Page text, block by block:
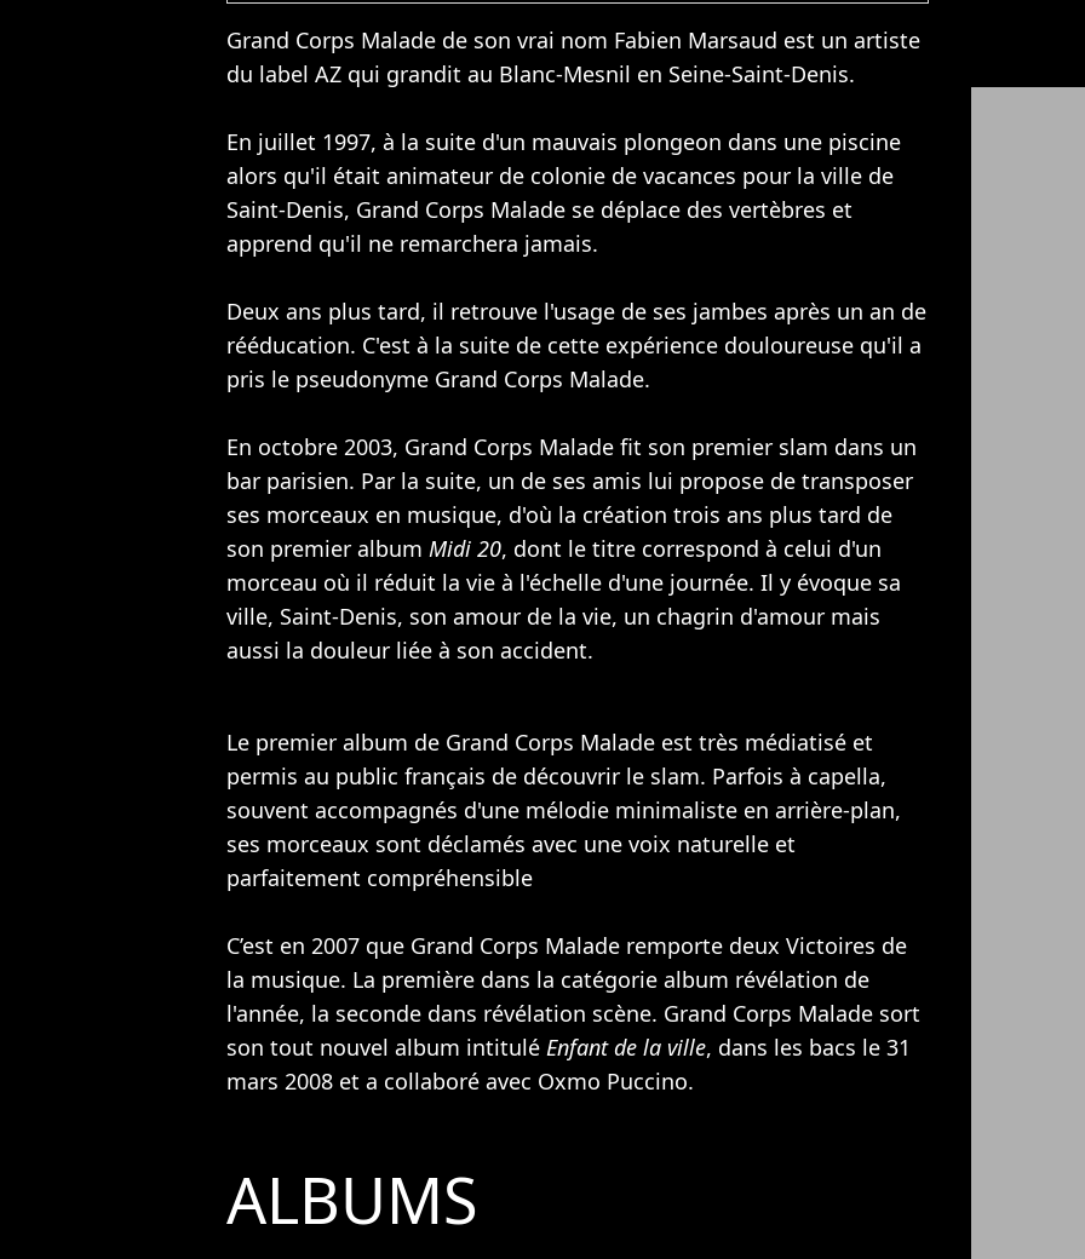
Grand Corps Malade de son vrai nom Fabien Marsaud est un artiste
du label AZ qui grandit au Blanc-Mesnil en Seine-Saint-Denis.
En juillet 1997, à la suite d'un mauvais plongeon dans une piscine
alors qu'il était animateur de colonie de vacances pour la ville de
Saint-Denis, Grand Corps Malade se déplace des vertèbres et
apprend qu'il ne remarchera jamais.
Deux ans plus tard, il retrouve l'usage de ses jambes après un an de
rééducation. C'est à la suite de cette expérience douloureuse qu'il a
pris le pseudonyme Grand Corps Malade.
En octobre 2003, Grand Corps Malade fit son premier slam dans un
bar parisien. Par la suite, un de ses amis lui propose de transposer
ses morceaux en musique, d'où la création trois ans plus tard de
son premier album Midi 20, dont le titre correspond à celui d'un
morceau où il réduit la vie à l'échelle d'une journée. Il y évoque sa
ville, Saint-Denis, son amour de la vie, un chagrin d'amour mais
aussi la douleur liée à son accident.
Le premier album de Grand Corps Malade est très médiatisé et
permis au public français de découvrir le slam. Parfois à capella,
souvent accompagnés d'une mélodie minimaliste en arrière-plan,
ses morceaux sont déclamés avec une voix naturelle et
parfaitement compréhensible
C’est en 2007 que Grand Corps Malade remporte deux Victoires de
la musique. La première dans la catégorie album révélation de
l'année, la seconde dans révélation scène. Grand Corps Malade sort
son tout nouvel album intitulé Enfant de la ville, dans les bacs le 31
mars 2008 et a collaboré avec Oxmo Puccino.
ALBUMS